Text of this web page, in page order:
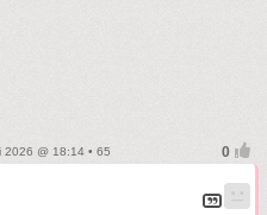
2026 @ 18:14 • 65